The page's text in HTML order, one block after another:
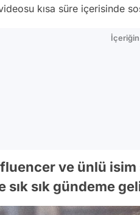
kısa süre içerisinde
İçeriğin
ve ünlü isim
sık sık gündeme